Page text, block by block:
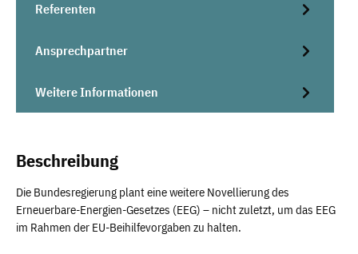
Referenten
Ansprechpartner
Weitere Informationen
Beschreibung
Die Bundesregierung plant eine weitere Novellierung des
Erneuerbare-Energien-Gesetzes (EEG) – nicht zuletzt, um das EEG
im Rahmen der EU-Beihilfevorgaben zu halten.